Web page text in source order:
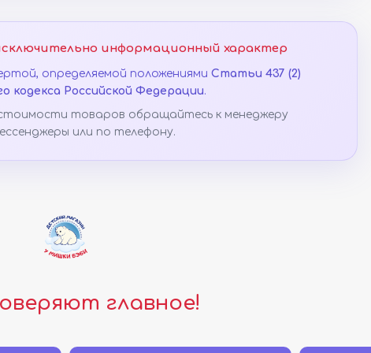
информационный характер
определяемой положениями Статьи 437 (2)
кодекса Российской Федерации.
товаров обращайтесь к менеджеру
или по телефону.
главное!